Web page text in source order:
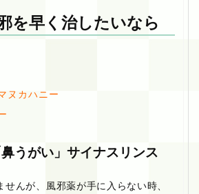
を早く治したいなら
ヌカハニー
うがい」サイナスリンス
んが、風邪薬が手に入らない時、